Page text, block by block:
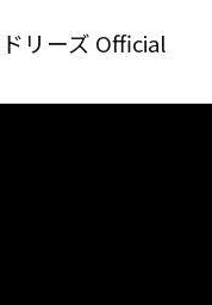
リーズ Official